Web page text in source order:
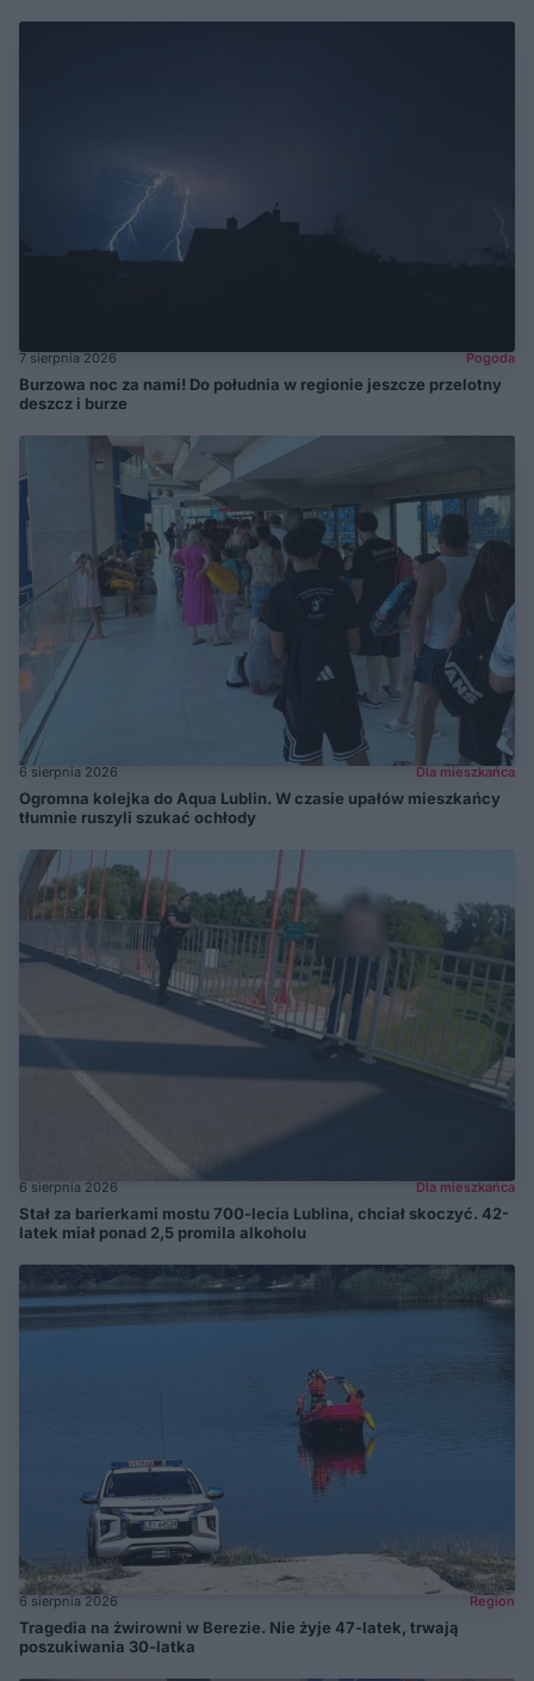
7 sierpnia 2026 Pogoda
Burzowa noc za nami! Do południa w regionie jeszcze przelotny
deszcz i burze
6 sierpnia 2026 Dla mieszkańca
Ogromna kolejka do Aqua Lublin. W czasie upałów mieszkańcy
tłumnie ruszyli szukać ochłody
6 sierpnia 2026 Dla mieszkańca
Stał za barierkami mostu 700-lecia Lublina, chciał skoczyć. 42-
latek miał ponad 2,5 promila alkoholu
6 sierpnia 2026 Region
Tragedia na żwirowni w Berezie. Nie żyje 47-latek, trwają
poszukiwania 30-latka